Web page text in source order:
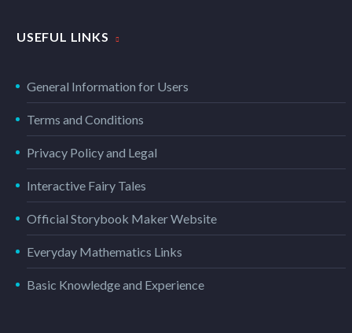
USEFUL LINKS
General Information for Users
Terms and Conditions
Privacy Policy and Legal
Interactive Fairy Tales
Official Storybook Maker Website
Everyday Mathematics Links
Basic Knowledge and Experience